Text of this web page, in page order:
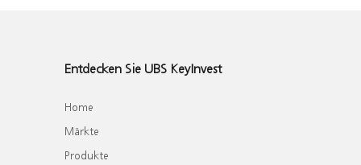
Entdecken Sie UBS KeyInvest
Home
Märkte
Produkte